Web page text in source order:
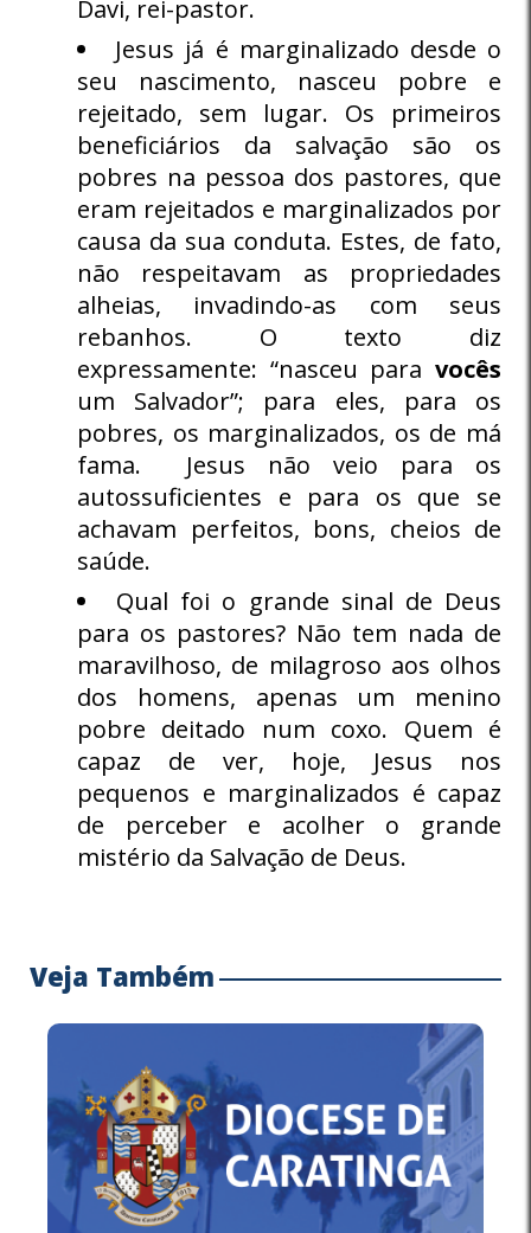
Davi, rei-pastor.
Jesus já é marginalizado desde o
seu nascimento, nasceu pobre e
rejeitado, sem lugar. Os primeiros
beneficiários da salvação são os
pobres na pessoa dos pastores, que
eram rejeitados e marginalizados por
causa da sua conduta. Estes, de fato,
não respeitavam as propriedades
alheias, invadindo-as com seus
rebanhos. O texto diz
expressamente: “nasceu para vocês
um Salvador”; para eles, para os
pobres, os marginalizados, os de má
fama. Jesus não veio para os
autossuficientes e para os que se
achavam perfeitos, bons, cheios de
saúde.
Qual foi o grande sinal de Deus
para os pastores? Não tem nada de
maravilhoso, de milagroso aos olhos
dos homens, apenas um menino
pobre deitado num coxo. Quem é
capaz de ver, hoje, Jesus nos
pequenos e marginalizados é capaz
de perceber e acolher o grande
mistério da Salvação de Deus.
Veja Também